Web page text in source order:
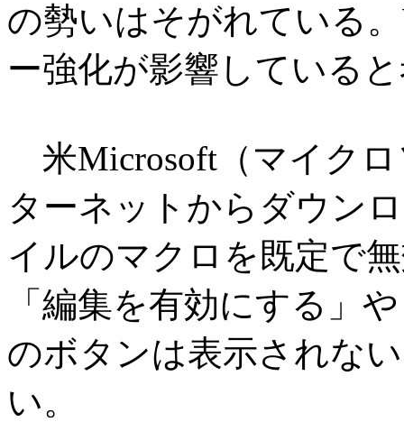
の勢いはそがれている
ー強化が影響している
米Microsoft（マイクロ
ターネットからダウン
イルのマクロを既定で
「編集を有効にする」
のボタンは表示されな
い。